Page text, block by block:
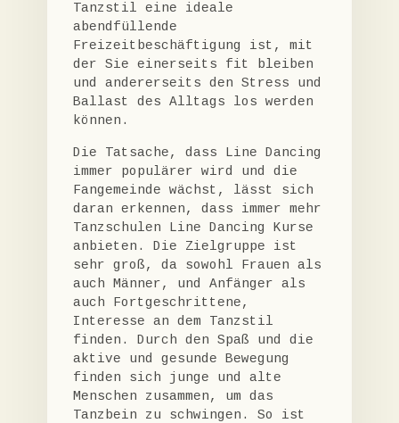
Tanzstil eine ideale
abendfüllende
Freizeitbeschäftigung ist, mit
der Sie einerseits fit bleiben
und andererseits den Stress und
Ballast des Alltags los werden
können.
Die Tatsache, dass Line Dancing
immer populärer wird und die
Fangemeinde wächst, lässt sich
daran erkennen, dass immer mehr
Tanzschulen Line Dancing Kurse
anbieten. Die Zielgruppe ist
sehr groß, da sowohl Frauen als
auch Männer, und Anfänger als
auch Fortgeschrittene,
Interesse an dem Tanzstil
finden. Durch den Spaß und die
aktive und gesunde Bewegung
finden sich junge und alte
Menschen zusammen, um das
Tanzbein zu schwingen. So ist